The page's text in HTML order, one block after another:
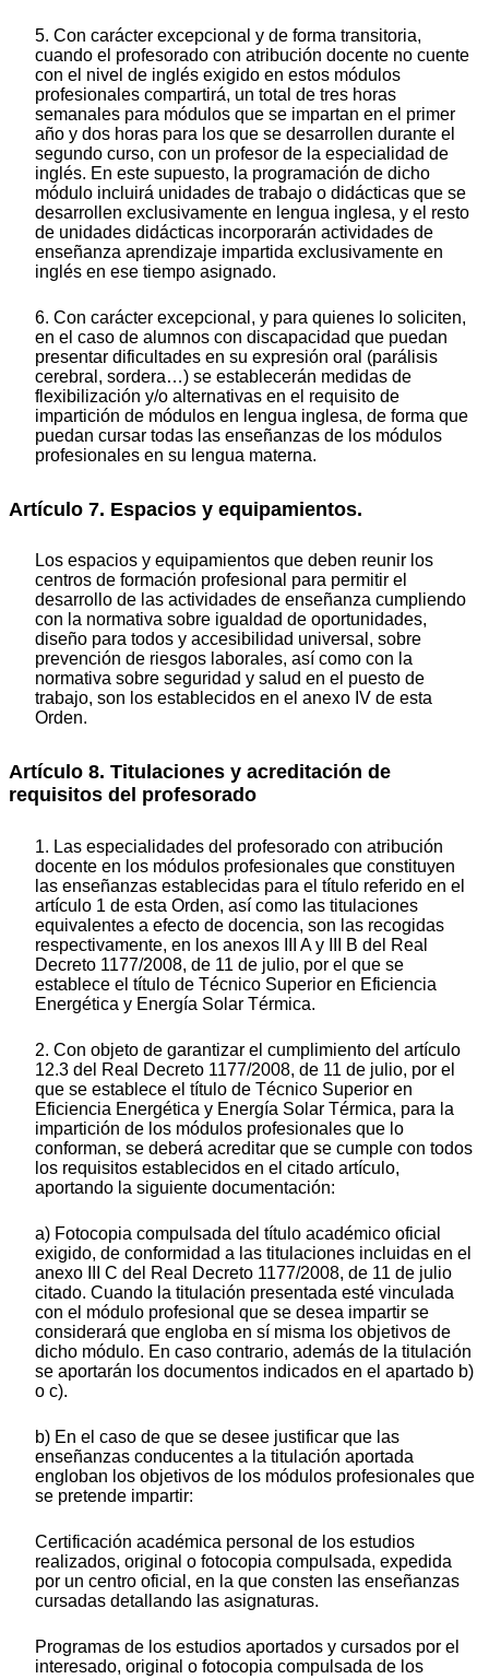
5. Con carácter excepcional y de forma transitoria,
cuando el profesorado con atribución docente no cuente
con el nivel de inglés exigido en estos módulos
profesionales compartirá, un total de tres horas
semanales para módulos que se impartan en el primer
año y dos horas para los que se desarrollen durante el
segundo curso, con un profesor de la especialidad de
inglés. En este supuesto, la programación de dicho
módulo incluirá unidades de trabajo o didácticas que se
desarrollen exclusivamente en lengua inglesa, y el resto
de unidades didácticas incorporarán actividades de
enseñanza aprendizaje impartida exclusivamente en
inglés en ese tiempo asignado.
6. Con carácter excepcional, y para quienes lo soliciten,
en el caso de alumnos con discapacidad que puedan
presentar dificultades en su expresión oral (parálisis
cerebral, sordera…) se establecerán medidas de
flexibilización y/o alternativas en el requisito de
impartición de módulos en lengua inglesa, de forma que
puedan cursar todas las enseñanzas de los módulos
profesionales en su lengua materna.
Artículo 7. Espacios y equipamientos.
Los espacios y equipamientos que deben reunir los
centros de formación profesional para permitir el
desarrollo de las actividades de enseñanza cumpliendo
con la normativa sobre igualdad de oportunidades,
diseño para todos y accesibilidad universal, sobre
prevención de riesgos laborales, así como con la
normativa sobre seguridad y salud en el puesto de
trabajo, son los establecidos en el anexo IV de esta
Orden.
Artículo 8. Titulaciones y acreditación de
requisitos del profesorado
1. Las especialidades del profesorado con atribución
docente en los módulos profesionales que constituyen
las enseñanzas establecidas para el título referido en el
artículo 1 de esta Orden, así como las titulaciones
equivalentes a efecto de docencia, son las recogidas
respectivamente, en los anexos III A y III B del Real
Decreto 1177/2008, de 11 de julio, por el que se
establece el título de Técnico Superior en Eficiencia
Energética y Energía Solar Térmica.
2. Con objeto de garantizar el cumplimiento del artículo
12.3 del Real Decreto 1177/2008, de 11 de julio, por el
que se establece el título de Técnico Superior en
Eficiencia Energética y Energía Solar Térmica, para la
impartición de los módulos profesionales que lo
conforman, se deberá acreditar que se cumple con todos
los requisitos establecidos en el citado artículo,
aportando la siguiente documentación:
a) Fotocopia compulsada del título académico oficial
exigido, de conformidad a las titulaciones incluidas en el
anexo III C del Real Decreto 1177/2008, de 11 de julio
citado. Cuando la titulación presentada esté vinculada
con el módulo profesional que se desea impartir se
considerará que engloba en sí misma los objetivos de
dicho módulo. En caso contrario, además de la titulación
se aportarán los documentos indicados en el apartado b)
o c).
b) En el caso de que se desee justificar que las
enseñanzas conducentes a la titulación aportada
engloban los objetivos de los módulos profesionales que
se pretende impartir:
Certificación académica personal de los estudios
realizados, original o fotocopia compulsada, expedida
por un centro oficial, en la que consten las enseñanzas
cursadas detallando las asignaturas.
Programas de los estudios aportados y cursados por el
interesado, original o fotocopia compulsada de los